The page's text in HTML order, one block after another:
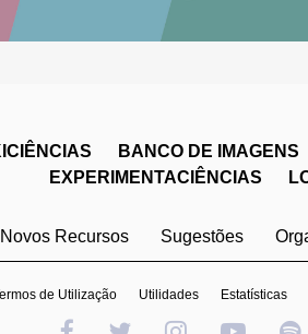
BANCO DE IMAGENS
EXPERIMENTACIÊNCIAS
Novos Recursos Sugestões
de Utilização Utilidades Estatísticas